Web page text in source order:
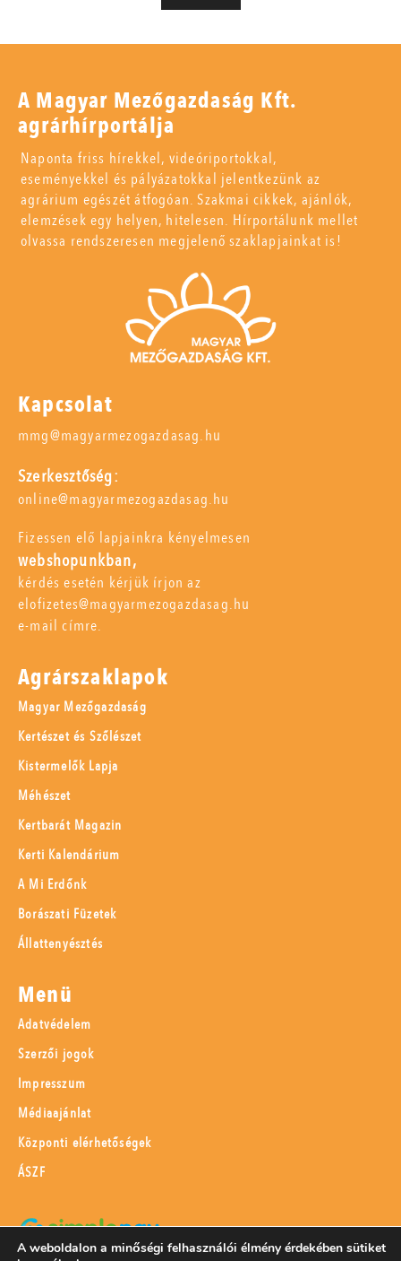
A Magyar Mezőgazdaság Kft.
agrárhírportálja
Naponta friss hírekkel, videóriportokkal,
eseményekkel és pályázatokkal jelentkezünk az
agrárium egészét átfogóan. Szakmai cikkek, ajánlók,
elemzések egy helyen, hitelesen. Hírportálunk mellet
olvassa rendszeresen megjelenő szaklapjainkat is!
Kapcsolat
mmg@magyarmezogazdasag.hu
Szerkesztőség:
online@magyarmezogazdasag.hu
Fizessen elő lapjainkra kényelmesen
webshopunkban,
kérdés esetén kérjük írjon az
elofizetes@magyarmezogazdasag.hu
e-mail címre.
Agrárszaklapok
Magyar Mezőgazdaság
Kertészet és Szőlészet
Kistermelők Lapja
Méhészet
Kertbarát Magazin
Kerti Kalendárium
A Mi Erdőnk
Borászati Füzetek
Állattenyésztés
Menü
Adatvédelem
Szerzői jogok
Impresszum
Médiaajánlat
Központi elérhetőségek
ÁSZF
A weboldalon a minőségi felhasználói élmény érdekében sütiket